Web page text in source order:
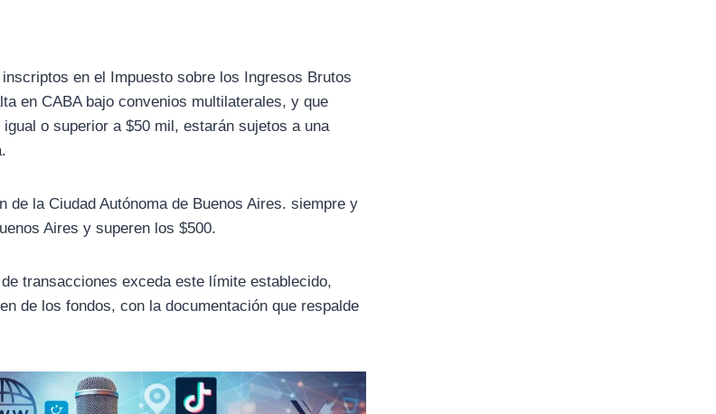
en el Impuesto sobre los Ingresos Brutos
en CABA bajo convenios multilaterales, y que
o superior a $50 mil, estarán sujetos a una
la Ciudad Autónoma de Buenos Aires. siempre y
Aires y superen los $500.
transacciones exceda este límite establecido,
de los fondos, con la documentación que respalde